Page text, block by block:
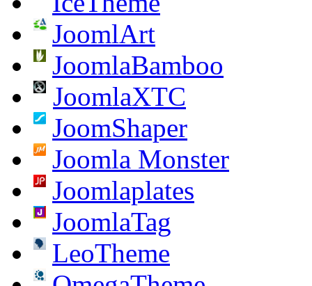
JoomlArt
JoomlaBamboo
JoomlaXTC
JoomShaper
Joomla Monster
Joomlaplates
JoomlaTag
LeoTheme